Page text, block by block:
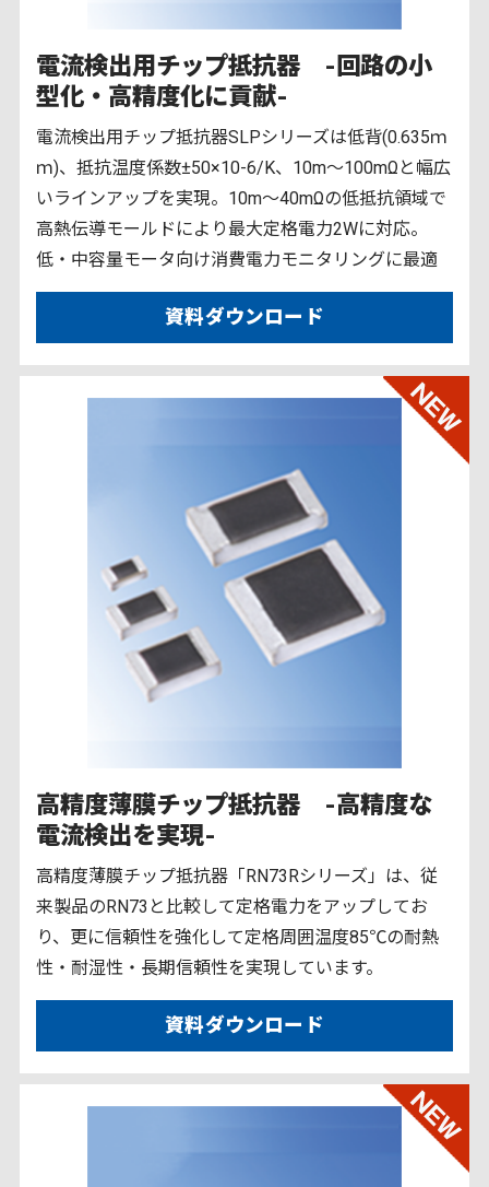
電流検出用チップ抵抗器 -回路の小
型化・高精度化に貢献-
電流検出用チップ抵抗器SLPシリーズは低背(0.635ｍ
ｍ)、抵抗温度係数±50×10-6/K、10m～100mΩと幅広
いラインアップを実現。10m～40mΩの低抵抗領域で
高熱伝導モールドにより最大定格電力2Wに対応。
低・中容量モータ向け消費電力モニタリングに最適
資料ダウンロード
高精度薄膜チップ抵抗器 -高精度な
電流検出を実現-
高精度薄膜チップ抵抗器「RN73Rシリーズ」は、従
来製品のRN73と比較して定格電力をアップしてお
り、更に信頼性を強化して定格周囲温度85℃の耐熱
性・耐湿性・長期信頼性を実現しています。
資料ダウンロード